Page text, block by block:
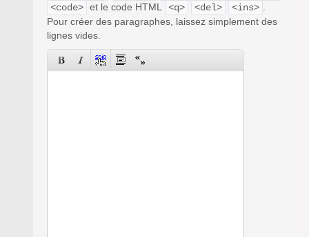
<code> et le code HTML <q> <del> <ins>
Pour créer des paragraphes, laissez simplement des
lignes vides.